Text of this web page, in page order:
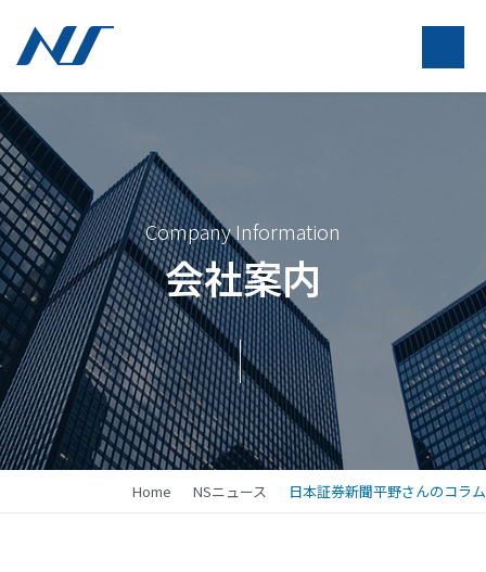
Company Information
会社案内
Home NSニュース 日本証券新聞平野さんのコラム